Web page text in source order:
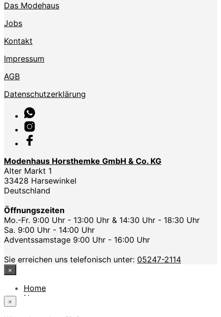
Das Modehaus
Jobs
Kontakt
Impressum
AGB
Datenschutzerklärung
Modenhaus Horsthemke GmbH & Co. KG
Alter Markt 1
33428 Harsewinkel
Deutschland
Öffnungszeiten
Mo.-Fr. 9:00 Uhr - 13:00 Uhr & 14:30 Uhr - 18:30 Uhr
Sa. 9:00 Uhr - 14:00 Uhr
Adventssamstage 9:00 Uhr - 16:00 Uhr
Sie erreichen uns telefonisch unter: 05247-2114
×
Home
News
×